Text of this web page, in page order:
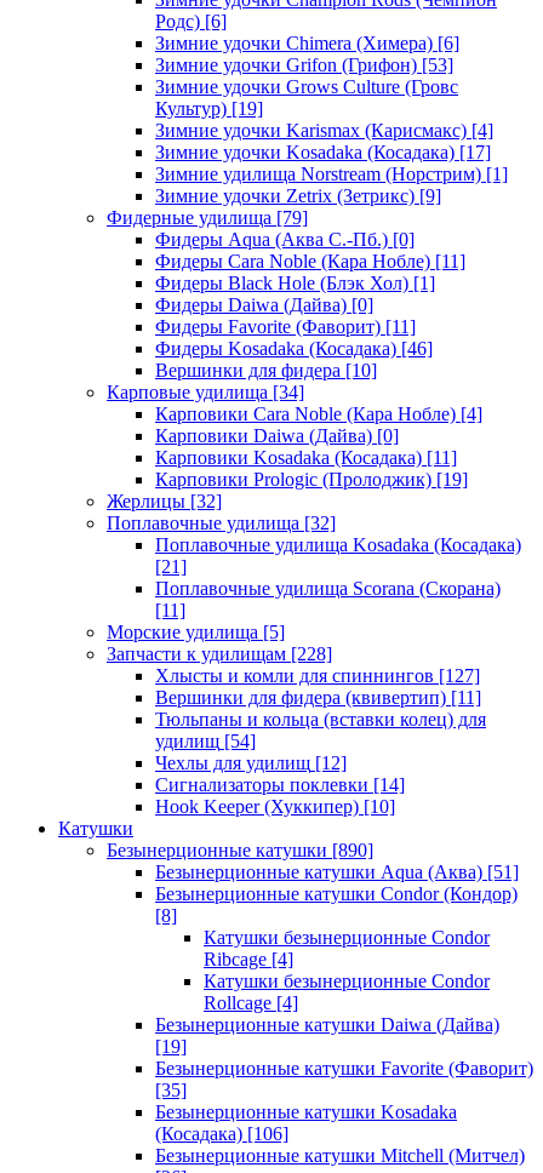
Родс) [6]
Зимние удочки Chimera (Химера) [6]
Зимние удочки Grifon (Грифон) [53]
Зимние удочки Grows Culture (Гровс
Культур) [19]
Зимние удочки Karismax (Карисмакс) [4]
Зимние удочки Kosadaka (Косадака) [17]
Зимние удилища Norstream (Норстрим) [1]
Зимние удочки Zetrix (Зетрикс) [9]
Фидерные удилища [79]
Фидеры Aqua (Аква С.-Пб.) [0]
Фидеры Cara Noble (Кара Нобле) [11]
Фидеры Black Hole (Блэк Хол) [1]
Фидеры Daiwa (Дайва) [0]
Фидеры Favorite (Фаворит) [11]
Фидеры Kosadaka (Косадака) [46]
Вершинки для фидера [10]
Карповые удилища [34]
Карповики Cara Noble (Кара Нобле) [4]
Карповики Daiwa (Дайва) [0]
Карповики Kosadaka (Косадака) [11]
Карповики Prologic (Пролоджик) [19]
Жерлицы [32]
Поплавочные удилища [32]
Поплавочные удилища Kosadaka (Косадака)
[21]
Поплавочные удилища Scorana (Скорана)
[11]
Морские удилища [5]
Запчасти к удилищам [228]
Хлысты и комли для спиннингов [127]
Вершинки для фидера (квивертип) [11]
Тюльпаны и кольца (вставки колец) для
удилищ [54]
Чехлы для удилищ [12]
Сигнализаторы поклевки [14]
Hook Keeper (Хуккипер) [10]
Катушки
Безынерционные катушки [890]
Безынерционные катушки Aqua (Аква) [51]
Безынерционные катушки Condor (Кондор)
[8]
Катушки безынерционные Condor
Ribcage [4]
Катушки безынерционные Condor
Rollcage [4]
Безынерционные катушки Daiwa (Дайва)
[19]
Безынерционные катушки Favorite (Фаворит)
[35]
Безынерционные катушки Kosadaka
(Косадака) [106]
Безынерционные катушки Mitchell (Митчел)